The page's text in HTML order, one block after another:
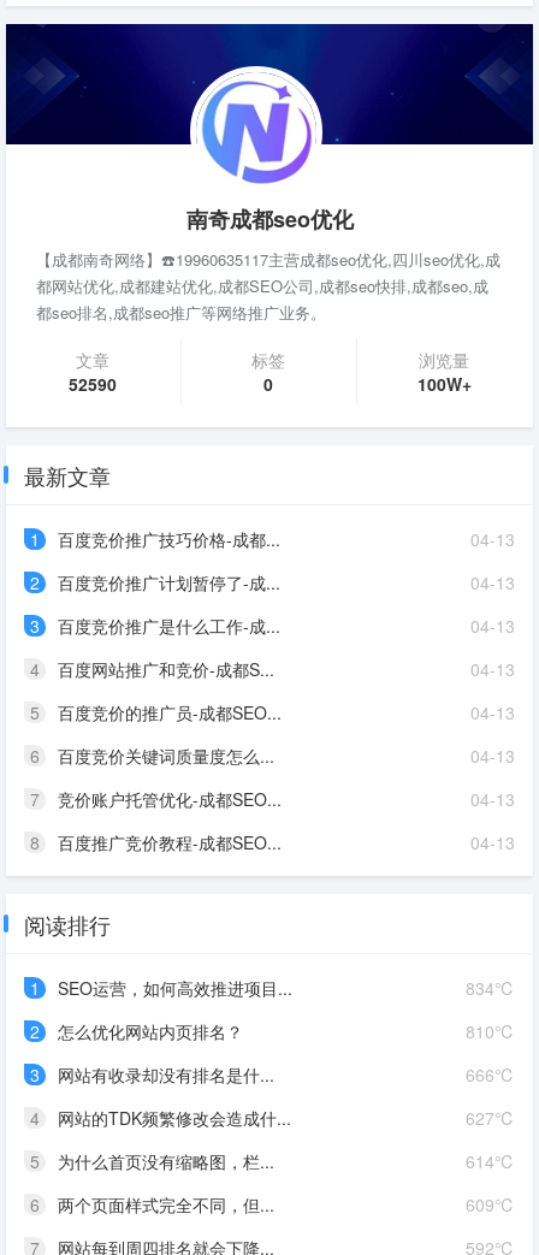
南奇成都seo优化
【成都南奇网络】☎️19960635117主营成都seo优化,四川seo优化,成
都网站优化,成都建站优化,成都SEO公司,成都seo快排,成都seo,成
都seo排名,成都seo推广等网络推广业务。
文章
52590
标签
0
浏览量
100W+
最新文章
04-13
1
百度竞价推广技巧价格-成都...
04-13
2
百度竞价推广计划暂停了-成...
04-13
3
百度竞价推广是什么工作-成...
04-13
4
百度网站推广和竞价-成都S...
04-13
5
百度竞价的推广员-成都SEO...
04-13
6
百度竞价关键词质量度怎么...
04-13
7
竞价账户托管优化-成都SEO...
04-13
8 百度推广竞价教程-成都SEO...
阅读排行
834℃
1
SEO运营，如何高效推进项目...
810℃
2
怎么优化网站内页排名？
666℃
3
网站有收录却没有排名是什...
627℃
4
网站的TDK频繁修改会造成什...
614℃
5
为什么首页没有缩略图，栏...
609℃
6
两个页面样式完全不同，但...
592℃
7
网站每到周四排名就会下降...